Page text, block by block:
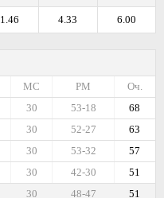
6.00
4.33
1.46
Оч.
РМ
МС
68
53-18
30
63
52-27
30
57
53-32
30
51
42-30
30
51
48-47
30